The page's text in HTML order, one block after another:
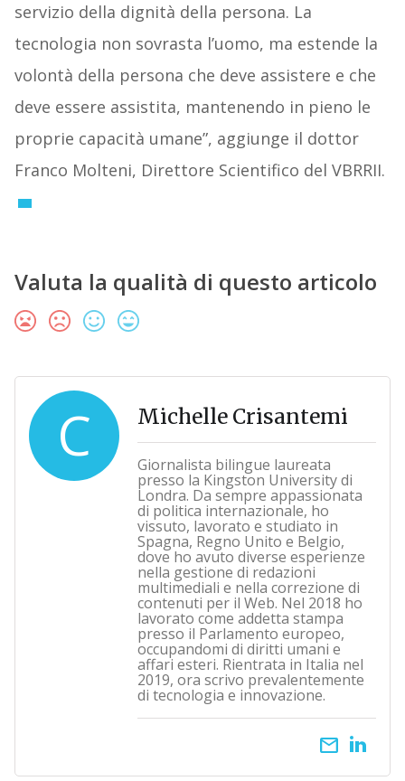
servizio della dignità della persona. La
tecnologia non sovrasta l’uomo, ma estende la
volontà della persona che deve assistere e che
deve essere assistita, mantenendo in pieno le
proprie capacità umane”, aggiunge il dottor
Franco Molteni, Direttore Scientifico del VBRRII.
Valuta la qualità di questo articolo
C Michelle Crisantemi
Giornalista bilingue laureata
presso la Kingston University di
Londra. Da sempre appassionata
di politica internazionale, ho
vissuto, lavorato e studiato in
Spagna, Regno Unito e Belgio,
dove ho avuto diverse esperienze
nella gestione di redazioni
multimediali e nella correzione di
contenuti per il Web. Nel 2018 ho
lavorato come addetta stampa
presso il Parlamento europeo,
occupandomi di diritti umani e
affari esteri. Rientrata in Italia nel
2019, ora scrivo prevalentemente
di tecnologia e innovazione.
email